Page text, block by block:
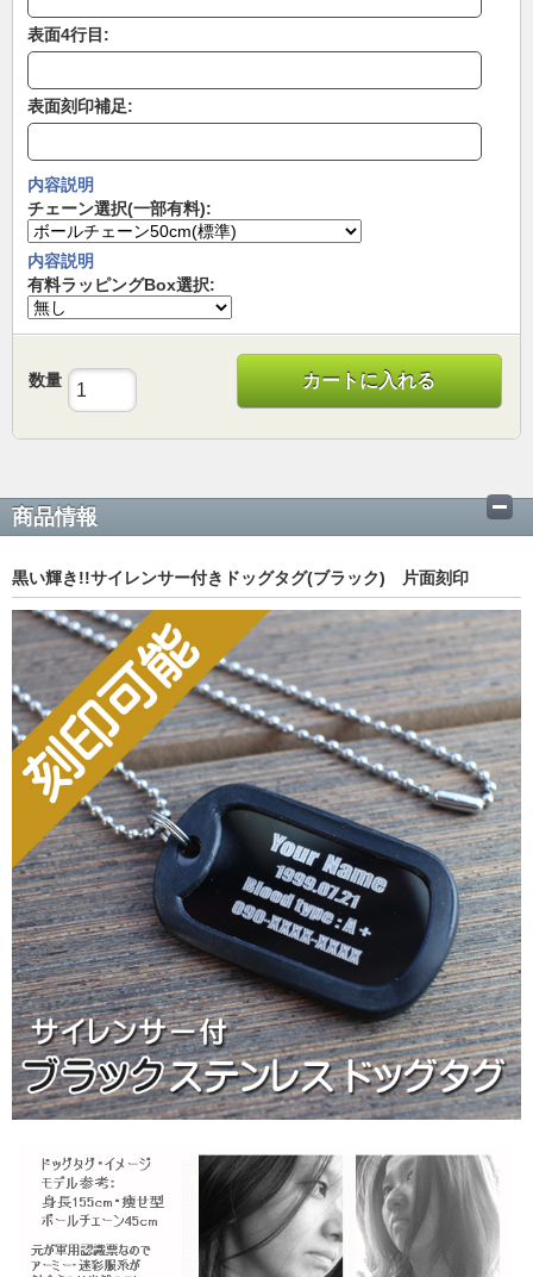
表面4行目:
表面刻印補足:
内容説明
チェーン選択(一部有料):
内容説明
有料ラッピングBox選択:
数量 カートに入れる
商品情報
黒い輝き!!サイレンサー付きドッグタグ(ブラック) 片面刻印